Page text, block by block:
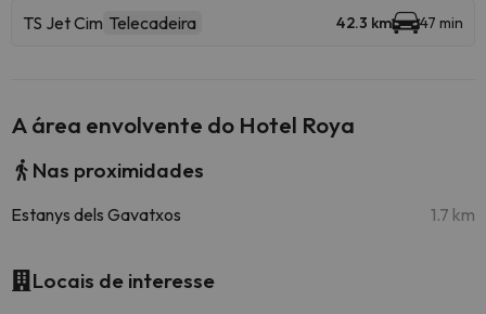
TS Jet Cim Telecadeira 42.3 km 47 min
A área envolvente do Hotel Roya
Nas proximidades
Estanys dels Gavatxos 1.7 km
Locais de interesse